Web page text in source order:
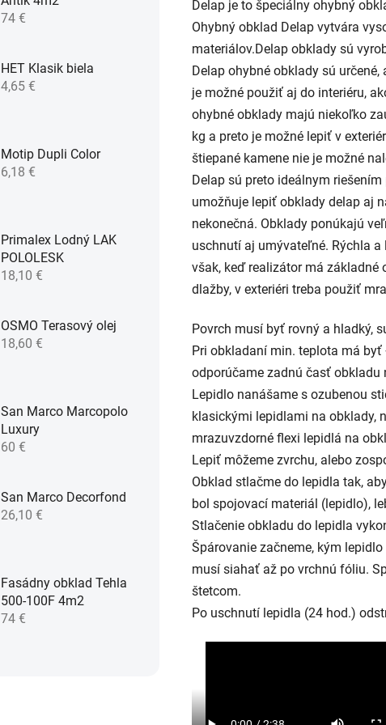
74 €
HET Klasik biela
4,65 €
Motip Dupli Color
6,18 €
Primalex Lodný LAK
POLOLESK
18,10 €
OSMO Terasový olej
18,60 €
San Marco Marcopolo
Luxury
60 €
San Marco Decorfond
26,10 €
Fasádny obklad Tehla
500-100F 4m2
74 €
Delap je to špeciálny ohybný
Ohybný obklad Delap vytvára
materiálov.Delap obklady sú
Delap ohybné obklady sú
je možné použiť aj do interiéru,
ohybné obklady majú niekoľko
kg a preto je možné lepiť v
štiepané kamene nie je možné
Delap sú preto ideálnym
umožňuje lepiť obklady delap aj
nekonečná. Obklady ponúkajú
uschnutí aj umývateľné. Rýchla
však, keď realizátor má
dlažby, v exteriéri treba použiť
Povrch musí byť rovný a hladký,
Pri obkladaní min. teplota má
odporúčame zadnú časť obkladu
Lepidlo nanášame s ozubenou
klasickými lepidlami na obklady,
mrazuvzdorné flexi lepidlá na
Lepiť môžeme zvrchu, alebo
Obklad stlačme do lepidla tak,
bol spojovací materiál (lepidlo),
Stlačenie obkladu do lepidla
Špárovanie začneme, kým
musí siahať až po vrchnú fóliu.
štetcom.
Po uschnutí lepidla (24 hod.)